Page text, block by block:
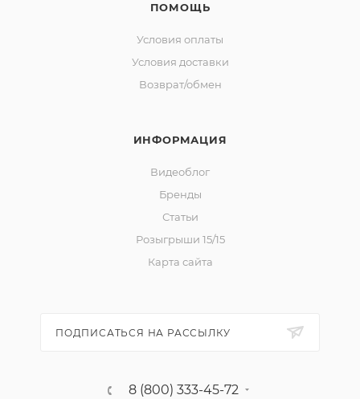
ПОМОЩЬ
Условия оплаты
Условия доставки
Возврат/обмен
ИНФОРМАЦИЯ
Видеоблог
Бренды
Статьи
Розыгрыши 15/15
Карта сайта
ПОДПИСАТЬСЯ НА РАССЫЛКУ
8 (800) 333-45-72